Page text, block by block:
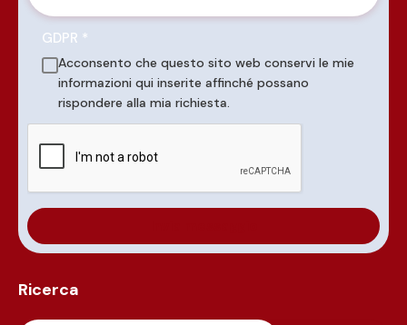
GDPR *
Acconsento che questo sito web conservi le mie
informazioni qui inserite affinché possano
rispondere alla mia richiesta.
Ricerca